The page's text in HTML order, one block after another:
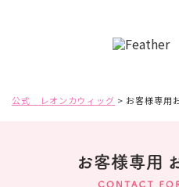
公式 レオンカウィッグ > お客様専用